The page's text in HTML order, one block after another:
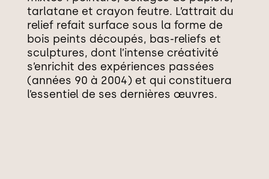
tarlatane et crayon feutre. L’attrait du
relief refait surface sous la forme de
bois peints découpés, bas-reliefs et
sculptures, dont l’intense créativité
s’enrichit des expériences passées
(années 90 à 2004) et qui constituera
l’essentiel de ses dernières œuvres.